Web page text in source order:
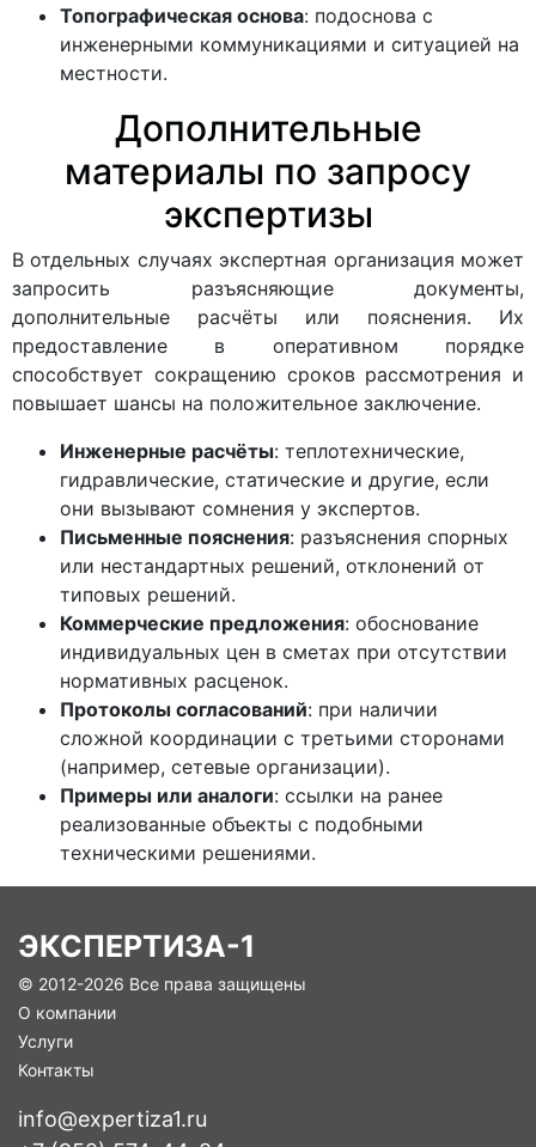
Топографическая основа: подоснова с
инженерными коммуникациями и ситуацией на
местности.
Дополнительные
материалы по запросу
экспертизы
В отдельных случаях экспертная организация может
запросить разъясняющие документы,
дополнительные расчёты или пояснения. Их
предоставление в оперативном порядке
способствует сокращению сроков рассмотрения и
повышает шансы на положительное заключение.
Инженерные расчёты: теплотехнические,
гидравлические, статические и другие, если
они вызывают сомнения у экспертов.
Письменные пояснения: разъяснения спорных
или нестандартных решений, отклонений от
типовых решений.
Коммерческие предложения: обоснование
индивидуальных цен в сметах при отсутствии
нормативных расценок.
Протоколы согласований: при наличии
сложной координации с третьими сторонами
(например, сетевые организации).
Примеры или аналоги: ссылки на ранее
реализованные объекты с подобными
техническими решениями.
ЭКСПЕРТИЗА-1
© 2012-2026 Все права защищены
О компании
Услуги
Контакты
info@expertiza1.ru